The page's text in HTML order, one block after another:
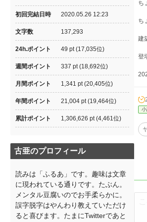
ち
ち
建
登
初回完結日時 2020.05.26 12:23
文字数 137,293
24h.ポイント 49 pt (17,035位)
週間ポイント 337 pt (18,692位)
月間ポイント 1,341 pt (20,405位)
年間ポイント 21,004 pt (19,464位)
累計ポイント 1,306,626 pt (4,461位)
古亜のプロフィール
読みは「ふるあ」です。趣味は文章
に現われている通りです。たぶん。
メンタル豆腐いのでお手柔らかに。
誤字脱字はやんわり教えていただけ
ると喜びます。たまにTwitterであと